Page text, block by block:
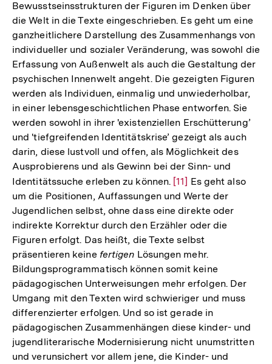
Fußnote
Bewusstseinsstrukturen der Figuren im Denken über
die Welt in die Texte eingeschrieben. Es geht um eine
ganzheitlichere Darstellung des Zusammenhangs von
individueller und sozialer Veränderung, was sowohl die
Erfassung von Außenwelt als auch die Gestaltung der
psychischen Innenwelt angeht. Die gezeigten Figuren
werden als Individuen, einmalig und unwiederholbar,
in einer lebensgeschichtlichen Phase entworfen. Sie
werden sowohl in ihrer 'existenziellen Erschütterung’
und 'tiefgreifenden Identitätskrise’ gezeigt als auch
darin, diese lustvoll und offen, als Möglichkeit des
Ausprobierens und als Gewinn bei der Sinn- und
Identitätssuche erleben zu können. Zur
Auflösung
der
Fußnote
[11] Es geht also
um die Positionen, Auffassungen und Werte der
Jugendlichen selbst, ohne dass eine direkte oder
indirekte Korrektur durch den Erzähler oder die
Figuren erfolgt. Das heißt, die Texte selbst
präsentieren keine fertigen Lösungen mehr.
Bildungsprogrammatisch können somit keine
pädagogischen Unterweisungen mehr erfolgen. Der
Umgang mit den Texten wird schwieriger und muss
differenzierter erfolgen. Und so ist gerade in
pädagogischen Zusammenhängen diese kinder- und
jugendliterarische Modernisierung nicht unumstritten
und verunsichert vor allem jene, die Kinder- und